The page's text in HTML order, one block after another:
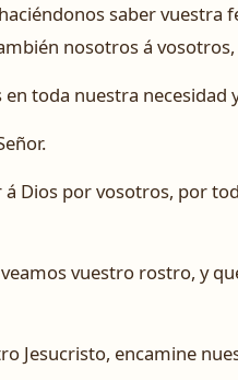
saber vuestra
nosotros á vosotros,
toda nuestra necesidad
Dios por vosotros, por
vuestro rostro, y
Jesucristo, encamine